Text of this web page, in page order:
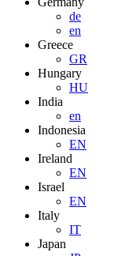
de
en
Greece
GR
Hungary
HU
India
en
Indonesia
EN
Ireland
EN
Israel
EN
Italy
IT
Japan